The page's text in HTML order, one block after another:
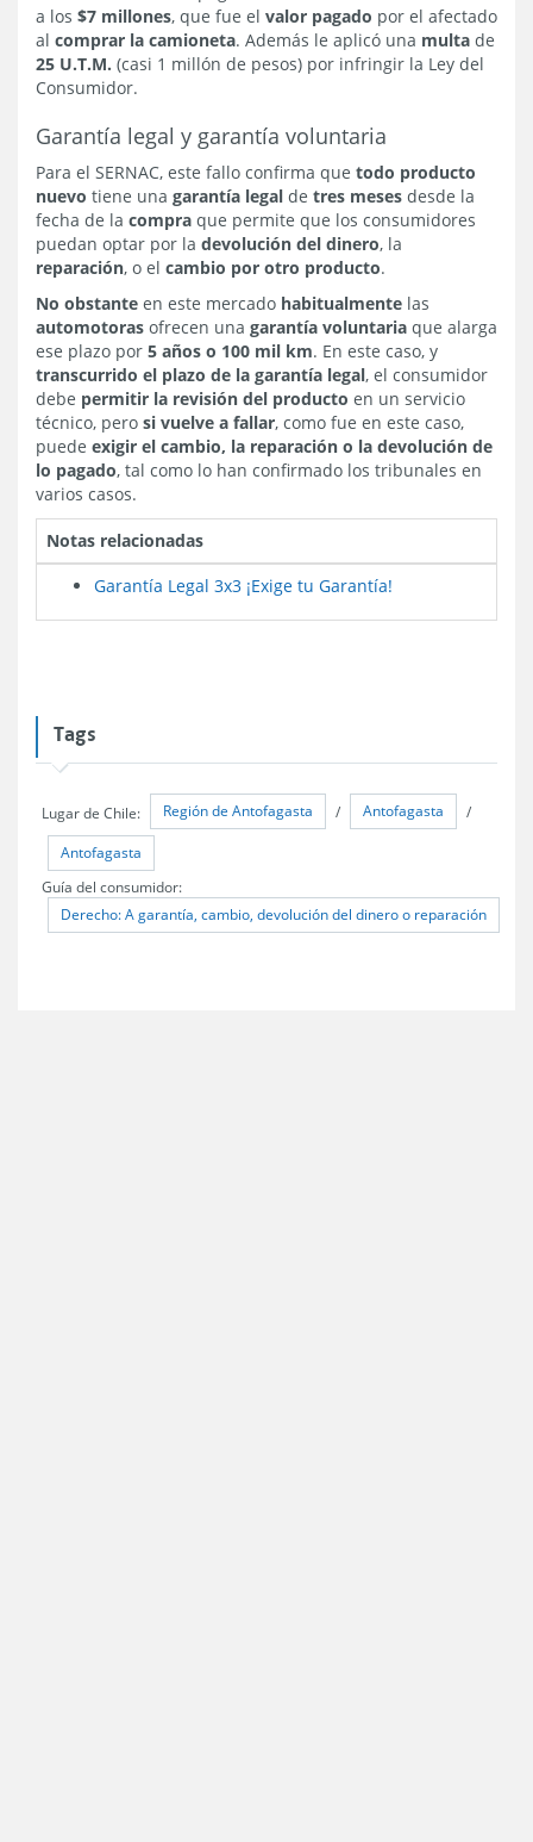
a los $7 millones, que fue el valor pagado por el afectado
al comprar la camioneta. Además le aplicó una multa de
25 U.T.M. (casi 1 millón de pesos) por infringir la Ley del
Consumidor.
Garantía legal y garantía voluntaria
Para el SERNAC, este fallo confirma que todo producto
nuevo tiene una garantía legal de tres meses desde la
fecha de la compra que permite que los consumidores
puedan optar por la devolución del dinero, la
reparación, o el cambio por otro producto.
No obstante en este mercado habitualmente las
automotoras ofrecen una garantía voluntaria que alarga
ese plazo por 5 años o 100 mil km. En este caso, y
transcurrido el plazo de la garantía legal, el consumidor
debe permitir la revisión del producto en un servicio
técnico, pero si vuelve a fallar, como fue en este caso,
puede exigir el cambio, la reparación o la devolución de
lo pagado, tal como lo han confirmado los tribunales en
varios casos.
Notas relacionadas
Garantía Legal 3x3 ¡Exige tu Garantía!
Tags
Lugar de Chile: Región de Antofagasta / Antofagasta /
Antofagasta
Guía del consumidor:
Derecho: A garantía, cambio, devolución del dinero o reparación